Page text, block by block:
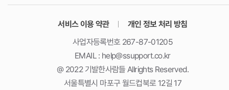
서비스 이용 약관
개인 정보 처리 방침
사업자등록번호 267-87-01205
EMAIL : help@ssupport.co.kr
@ 2022 기발한사람들 Allrights Reserved.
서울특별시 마포구 월드컵북로 12길 17